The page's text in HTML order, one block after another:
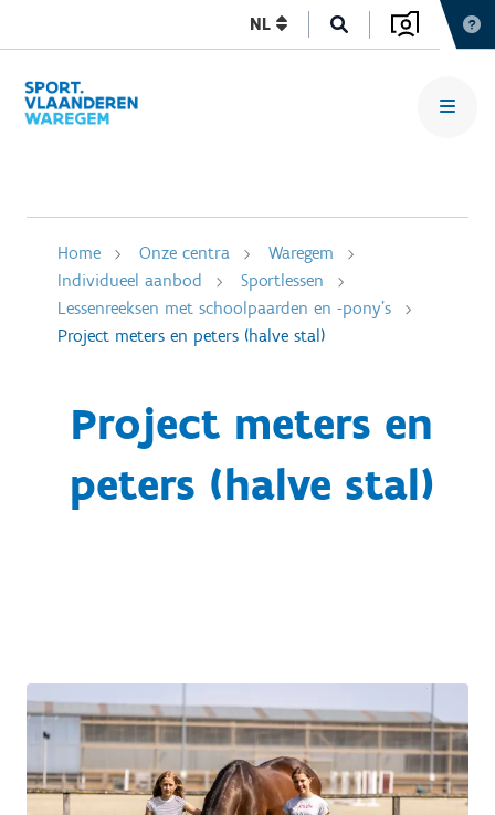
NL
Home Onze centra
Waregem
Individueel aanbod
Sportlessen
Lessenreeksen met schoolpaarden en -pony's
Project meters en peters (halve stal)
Project meters en
peters (halve stal)